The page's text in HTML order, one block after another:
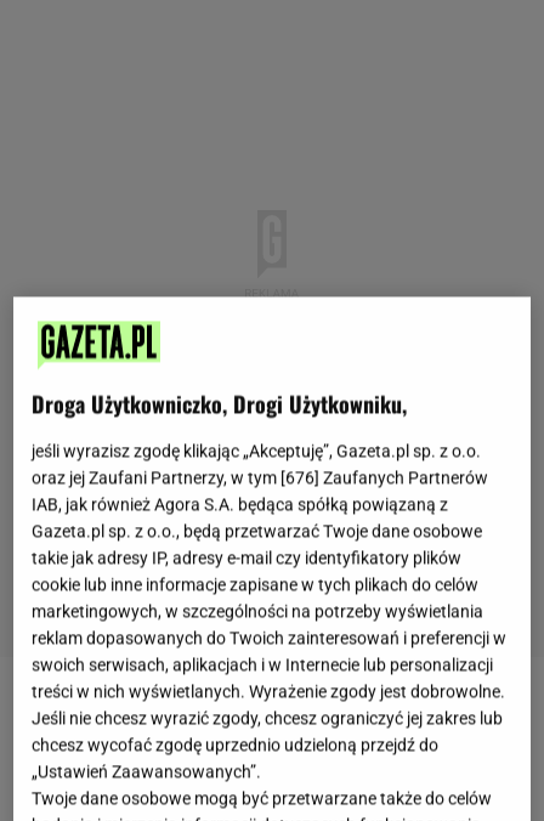
Zobacz wideoPrzepis na fasolkę po bretońsku z
chorizo [PROSTY SPOSÓB NA]
Droga Użytkowniczko, Drogi Użytkowniku,
jeśli wyrazisz zgodę klikając „Akceptuję”, Gazeta.pl sp. z o.o.
oraz jej Zaufani Partnerzy, w tym [676] Zaufanych Partnerów
IAB, jak również Agora S.A. będąca spółką powiązaną z
Gazeta.pl sp. z o.o., będą przetwarzać Twoje dane osobowe
takie jak adresy IP, adresy e-mail czy identyfikatory plików
cookie lub inne informacje zapisane w tych plikach do celów
marketingowych, w szczególności na potrzeby wyświetlania
reklam dopasowanych do Twoich zainteresowań i preferencji w
swoich serwisach, aplikacjach i w Internecie lub personalizacji
treści w nich wyświetlanych. Wyrażenie zgody jest dobrowolne.
Jeśli nie chcesz wyrazić zgody, chcesz ograniczyć jej zakres lub
chcesz wycofać zgodę uprzednio udzieloną przejdź do
„Ustawień Zaawansowanych”.
Twoje dane osobowe mogą być przetwarzane także do celów